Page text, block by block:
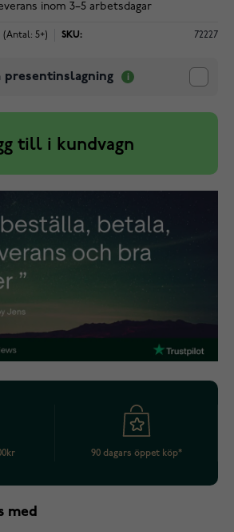
inom 3–5 arbetsdagar
(Antal: 5+) SKU: 72227
presentinslagning
till i kundvagn
90 dagars öppet köp*
med